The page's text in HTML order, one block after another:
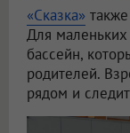
«Сказка»
Для маленьких
бассейн,
родителей.
рядом и